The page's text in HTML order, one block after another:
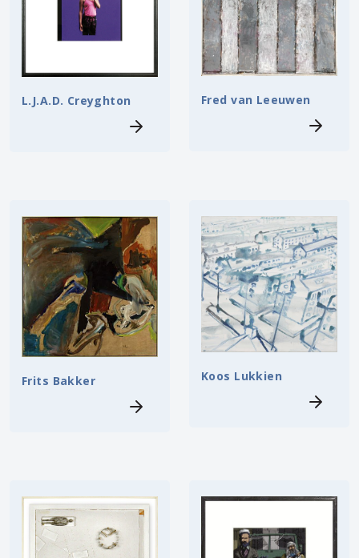
L.J.A.D. Creyghton Fred van Leeuwen
Frits Bakker Koos Lukkien